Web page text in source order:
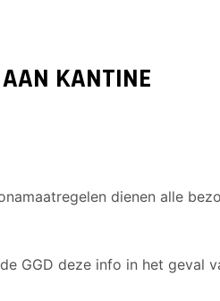
KANTINE
dienen alle
GGD deze info in het geval